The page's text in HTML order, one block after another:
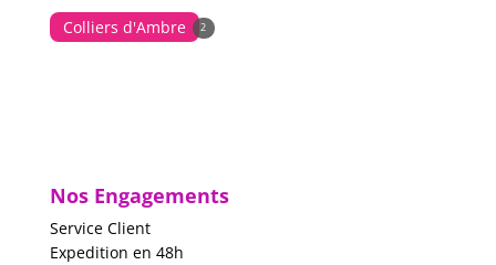
Colliers d'Ambre 2
Nos Engagements
Service Client
Expedition en 48h